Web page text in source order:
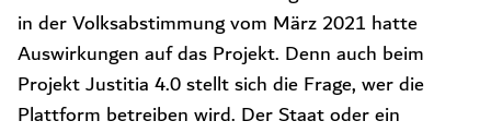
in der Volksabstimmung vom März 2021 hatte
Auswirkungen auf das Projekt. Denn auch beim
Projekt Justitia 4.0 stellt sich die Frage, wer die
Plattform betreiben wird. Der Staat oder ein